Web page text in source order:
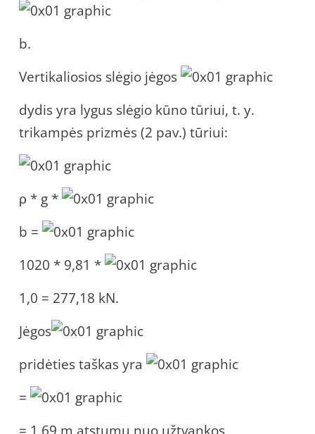
b.
Vertikaliosios slėgio jėgos
dydis yra lygus slėgio kūno tūriui, t. y.
trikampės prizmės (2 pav.) tūriui:
ρ * g *
b =
1020 * 9,81 *
1,0 = 277,18 kN.
Jėgos
pridėties taškas yra
=
= 1,69 m atstumu nuo užtvankos